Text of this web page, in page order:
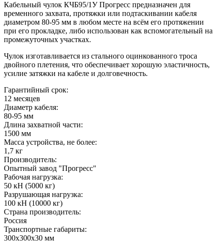
Кабельный чулок КЧБ95/1У Прогресс предназначен для
временного захвата, протяжки или подтаскивании кабеля
диаметром 80-95 мм в любом месте на всём его протяжении
при его прокладке, либо использован как вспомогательный на
промежуточных участках.
Чулок изготавливается из стального оцинкованного троса
двойного плетения, что обеспечивает хорошую эластичность,
усилие затяжки на кабеле и долговечность.
Гарантийный срок:
12 месяцев
Диаметр кабеля:
80-95 мм
Длина захватной части:
1500 мм
Масса устройства, не более:
1,7 кг
Производитель:
Опытный завод "Прогресс"
Рабочая нагрузка:
50 кН (5000 кг)
Разрушающая нагрузка:
100 кН (10000 кг)
Страна производитель:
Россия
Транспортные габариты:
300х300х30 мм